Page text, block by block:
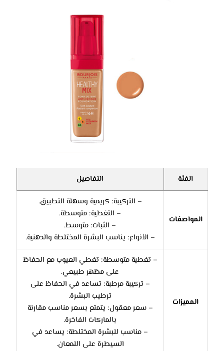
الفئة التفاصيل
المواصفات
– التركيبة: كريمية وسهلة التطبيق.
– التغطية: متوسطة.
– الثبات: متوسط.
– الأنواع: يناسب البشرة المختلطة والدهنية.
المميزات
– تغطية متوسطة: تغطي العيوب مع الحفاظ
على مظهر طبيعي.
– تركيبة مرطبة: تساعد في الحفاظ على
ترطيب البشرة.
– سعر معقول: يتمتع بسعر مناسب مقارنة
بالماركات الفاخرة.
– مناسب للبشرة المختلطة: يساعد في
السيطرة على اللمعان.